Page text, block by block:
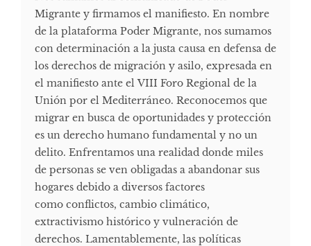
Migrante y firmamos el manifiesto. En nombre
de la plataforma Poder Migrante, nos sumamos
con determinación a la justa causa en defensa de
los derechos de migración y asilo, expresada en
el manifiesto ante el VIII Foro Regional de la
Unión por el Mediterráneo. Reconocemos que
migrar en busca de oportunidades y protección
es un derecho humano fundamental y no un
delito. Enfrentamos una realidad donde miles
de personas se ven obligadas a abandonar sus
hogares debido a diversos factores
como conflictos, cambio climático,
extractivismo histórico y vulneración de
derechos. Lamentablemente, las políticas